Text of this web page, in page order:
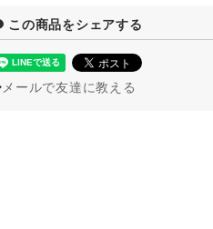
この商品をシェアする
メールで友達に教える